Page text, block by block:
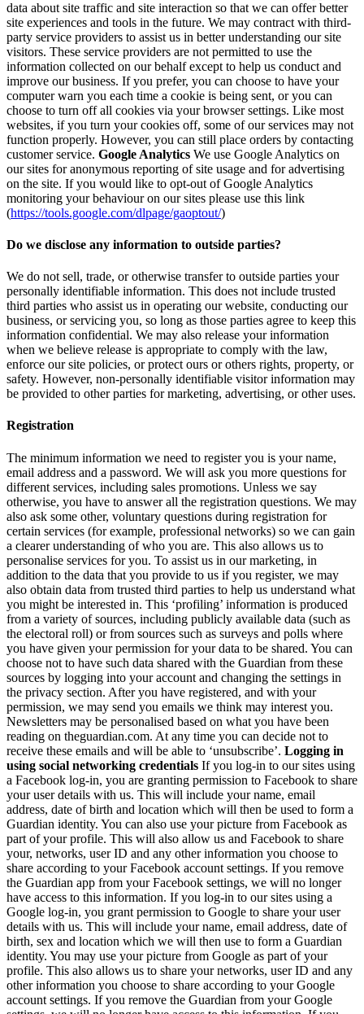
data about site traffic and site interaction so that we can offer better
site experiences and tools in the future. We may contract with third-
party service providers to assist us in better understanding our site
visitors. These service providers are not permitted to use the
information collected on our behalf except to help us conduct and
improve our business. If you prefer, you can choose to have your
computer warn you each time a cookie is being sent, or you can
choose to turn off all cookies via your browser settings. Like most
websites, if you turn your cookies off, some of our services may not
function properly. However, you can still place orders by contacting
customer service. Google Analytics We use Google Analytics on
our sites for anonymous reporting of site usage and for advertising
on the site. If you would like to opt-out of Google Analytics
monitoring your behaviour on our sites please use this link
(https://tools.google.com/dlpage/gaoptout/)
Do we disclose any information to outside parties?
We do not sell, trade, or otherwise transfer to outside parties your
personally identifiable information. This does not include trusted
third parties who assist us in operating our website, conducting our
business, or servicing you, so long as those parties agree to keep this
information confidential. We may also release your information
when we believe release is appropriate to comply with the law,
enforce our site policies, or protect ours or others rights, property, or
safety. However, non-personally identifiable visitor information may
be provided to other parties for marketing, advertising, or other uses.
Registration
The minimum information we need to register you is your name,
email address and a password. We will ask you more questions for
different services, including sales promotions. Unless we say
otherwise, you have to answer all the registration questions. We may
also ask some other, voluntary questions during registration for
certain services (for example, professional networks) so we can gain
a clearer understanding of who you are. This also allows us to
personalise services for you. To assist us in our marketing, in
addition to the data that you provide to us if you register, we may
also obtain data from trusted third parties to help us understand what
you might be interested in. This ‘profiling’ information is produced
from a variety of sources, including publicly available data (such as
the electoral roll) or from sources such as surveys and polls where
you have given your permission for your data to be shared. You can
choose not to have such data shared with the Guardian from these
sources by logging into your account and changing the settings in
the privacy section. After you have registered, and with your
permission, we may send you emails we think may interest you.
Newsletters may be personalised based on what you have been
reading on theguardian.com. At any time you can decide not to
receive these emails and will be able to ‘unsubscribe’. Logging in
using social networking credentials If you log-in to our sites using
a Facebook log-in, you are granting permission to Facebook to share
your user details with us. This will include your name, email
address, date of birth and location which will then be used to form a
Guardian identity. You can also use your picture from Facebook as
part of your profile. This will also allow us and Facebook to share
your, networks, user ID and any other information you choose to
share according to your Facebook account settings. If you remove
the Guardian app from your Facebook settings, we will no longer
have access to this information. If you log-in to our sites using a
Google log-in, you grant permission to Google to share your user
details with us. This will include your name, email address, date of
birth, sex and location which we will then use to form a Guardian
identity. You may use your picture from Google as part of your
profile. This also allows us to share your networks, user ID and any
other information you choose to share according to your Google
account settings. If you remove the Guardian from your Google